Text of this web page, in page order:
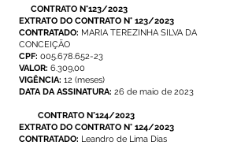
CONTRATO N°123/2023
EXTRATO DO CONTRATO N° 123/2023
CONTRATADO: MARIA TEREZINHA SILVA DA
CONCEIÇÃO
CPF: 005.678.652-23
VALOR: 6.309,00
VIGÊNCIA: 12 (meses)
DATA DA ASSINATURA: 26 de maio de 2023
CONTRATO N°124/2023
EXTRATO DO CONTRATO N° 124/2023
CONTRATADO: Leandro de Lima Dias